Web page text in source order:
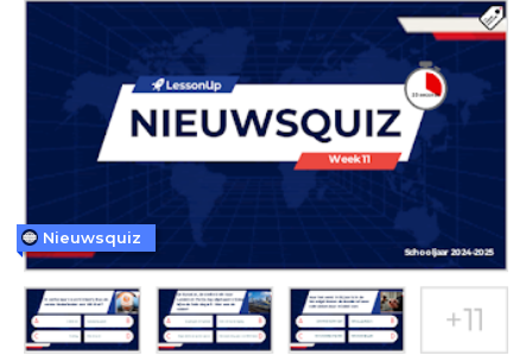
Nieuwsquiz